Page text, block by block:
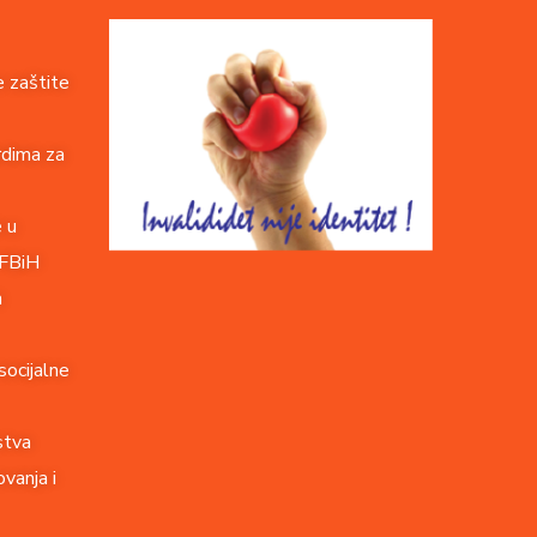
zaštite
za
u
i